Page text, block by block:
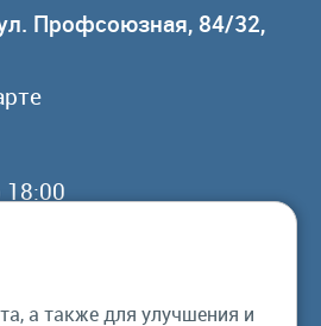
Профсоюзная, 84/32,
а также для улучшения и